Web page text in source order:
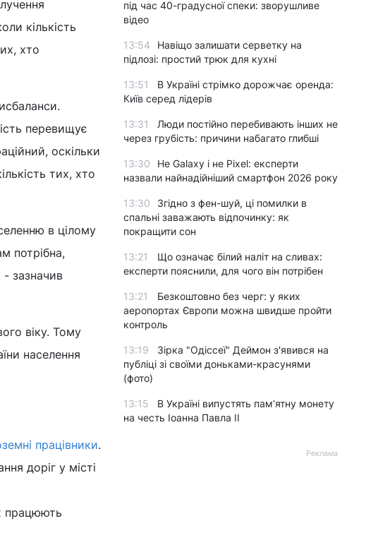
кількість
хто
перевищує
оскільки
тих, хто
в цілому
потрібна,
- зазначив
віку. Тому
населення
працівники.
доріг у місті
працюють
під час 40-градусної спеки: зворушливе
відео
13:54
Навіщо залишати серветку на
підлозі: простий трюк для кухні
13:51
В Україні стрімко дорожчає оренда:
Київ серед лідерів
13:31
Люди постійно перебивають інших не
через грубість: причини набагато глибші
13:30
Не Galaxy і не Pixel: експерти
назвали найнадійніший смартфон 2026 року
13:30
Згідно з фен-шуй, ці помилки в
спальні заважають відпочинку: як
покращити сон
13:21
Що означає білий наліт на сливах:
експерти пояснили, для чого він потрібен
13:21
Безкоштовно без черг: у яких
аеропортах Європи можна швидше пройти
контроль
13:19
Зірка "Одіссеї" Деймон з'явився на
публіці зі своїми доньками-красунями
(фото)
13:15
В Україні випустять пам’ятну монету
на честь Іоанна Павла II
Реклама